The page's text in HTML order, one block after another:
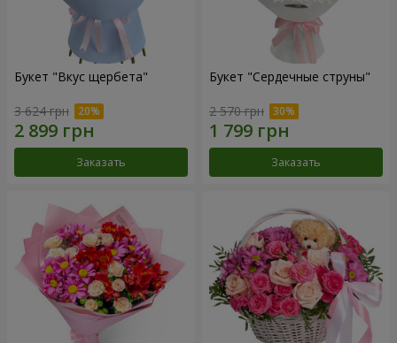
Букет "Вкус щербета"
3 624 грн
Заказать
Букет "Сердечные струны"
2 570 грн
Заказать